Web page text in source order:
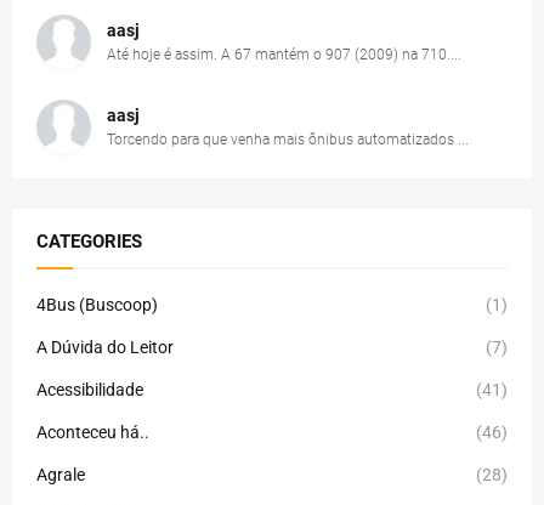
aasj
Até hoje é assim. A 67 mantém o 907 (2009) na 710....
aasj
Torcendo para que venha mais ônibus automatizados ...
CATEGORIES
4Bus (Buscoop) (1)
A Dúvida do Leitor (7)
Acessibilidade (41)
Aconteceu há.. (46)
Agrale (28)